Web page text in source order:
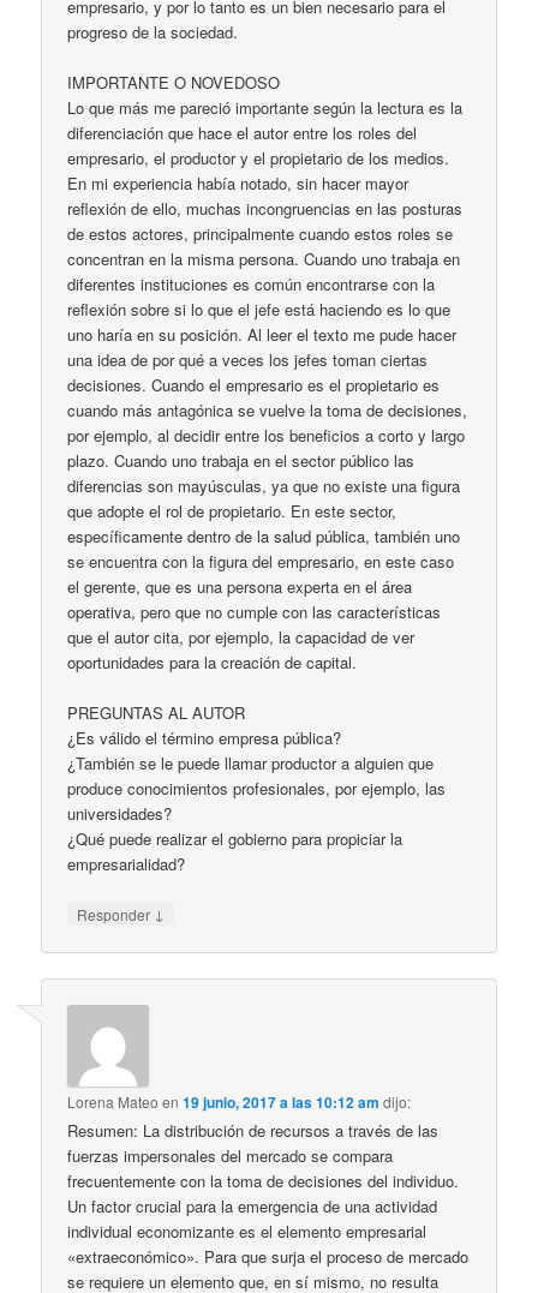
empresario, y por lo tanto es un bien necesario para el
progreso de la sociedad.
IMPORTANTE O NOVEDOSO
Lo que más me pareció importante según la lectura es la
diferenciación que hace el autor entre los roles del
empresario, el productor y el propietario de los medios.
En mi experiencia había notado, sin hacer mayor
reflexión de ello, muchas incongruencias en las posturas
de estos actores, principalmente cuando estos roles se
concentran en la misma persona. Cuando uno trabaja en
diferentes instituciones es común encontrarse con la
reflexión sobre si lo que el jefe está haciendo es lo que
uno haría en su posición. Al leer el texto me pude hacer
una idea de por qué a veces los jefes toman ciertas
decisiones. Cuando el empresario es el propietario es
cuando más antagónica se vuelve la toma de decisiones,
por ejemplo, al decidir entre los beneficios a corto y largo
plazo. Cuando uno trabaja en el sector público las
diferencias son mayúsculas, ya que no existe una figura
que adopte el rol de propietario. En este sector,
específicamente dentro de la salud pública, también uno
se encuentra con la figura del empresario, en este caso
el gerente, que es una persona experta en el área
operativa, pero que no cumple con las características
que el autor cita, por ejemplo, la capacidad de ver
oportunidades para la creación de capital.
PREGUNTAS AL AUTOR
¿Es válido el término empresa pública?
¿También se le puede llamar productor a alguien que
produce conocimientos profesionales, por ejemplo, las
universidades?
¿Qué puede realizar el gobierno para propiciar la
empresarialidad?
Responder ↓
Lorena Mateo en19 junio, 2017 a las 10:12 am dijo:
Resumen: La distribución de recursos a través de las
fuerzas impersonales del mercado se compara
frecuentemente con la toma de decisiones del individuo.
Un factor crucial para la emergencia de una actividad
individual economizante es el elemento empresarial
«extraeconómico». Para que surja el proceso de mercado
se requiere un elemento que, en sí mismo, no resulta